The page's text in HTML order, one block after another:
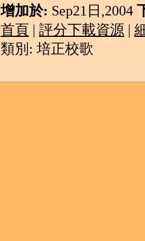
增加於: Sep21日,2004
首頁 | 評分下載資源 |
類別: 培正校歌